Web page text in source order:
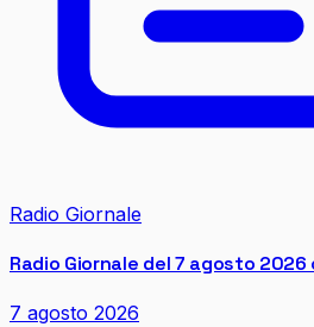
Radio Giornale
Radio Giornale del 7 agosto 2026
7 agosto 2026